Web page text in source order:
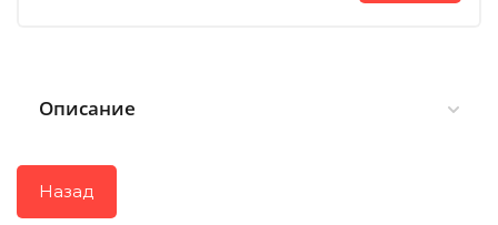
Описание
Назад